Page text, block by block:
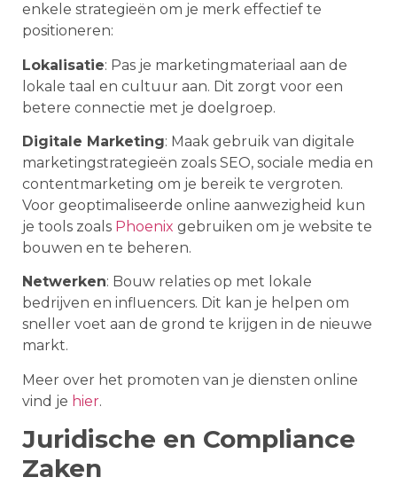
enkele strategieën om je merk effectief te
positioneren:
Lokalisatie: Pas je marketingmateriaal aan de
lokale taal en cultuur aan. Dit zorgt voor een
betere connectie met je doelgroep.
Digitale Marketing: Maak gebruik van digitale
marketingstrategieën zoals SEO, sociale media en
contentmarketing om je bereik te vergroten.
Voor geoptimaliseerde online aanwezigheid kun
je tools zoals Phoenix gebruiken om je website te
bouwen en te beheren.
Netwerken: Bouw relaties op met lokale
bedrijven en influencers. Dit kan je helpen om
sneller voet aan de grond te krijgen in de nieuwe
markt.
Meer over het promoten van je diensten online
vind je hier.
Juridische en Compliance
Zaken